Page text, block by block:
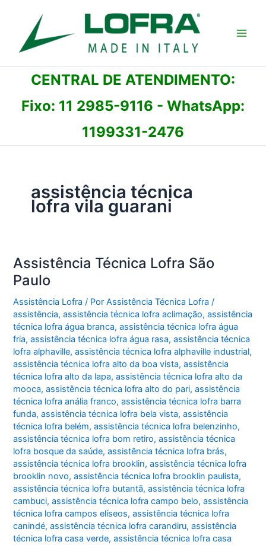
conteúdo
CENTRAL DE ATENDIMENTO:
Fixo: 11 2985-9116 - WhatsApp:
1199331-2476
assistência técnica
lofra vila guarani
Assistência Técnica Lofra São
Paulo
Assistência Lofra / PorAssistência Técnica Lofra/
assistência,assistência técnica lofra aclimação,assistência
técnica lofra água branca,assistência técnica lofra água
fria,assistência técnica lofra água rasa,assistência técnica
lofra alphaville,assistência técnica lofra alphaville industrial,
assistência técnica lofra alto da boa vista,assistência
técnica lofra alto da lapa,assistência técnica lofra alto da
mooca,assistência técnica lofra alto do pari,assistência
técnica lofra anália franco,assistência técnica lofra barra
funda,assistência técnica lofra bela vista,assistência
técnica lofra belém,assistência técnica lofra belenzinho,
assistência técnica lofra bom retiro,assistência técnica
lofra bosque da saúde,assistência técnica lofra brás,
assistência técnica lofra brooklin,assistência técnica lofra
brooklin novo,assistência técnica lofra brooklin paulista,
assistência técnica lofra butantã,assistência técnica lofra
cambuci,assistência técnica lofra campo belo,assistência
técnica lofra campos elíseos,assistência técnica lofra
canindé,assistência técnica lofra carandiru,assistência
técnica lofra casa verde,assistência técnica lofra casa